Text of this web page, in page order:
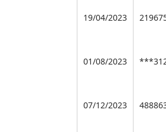
19/04/2023
01/08/2023
07/12/2023